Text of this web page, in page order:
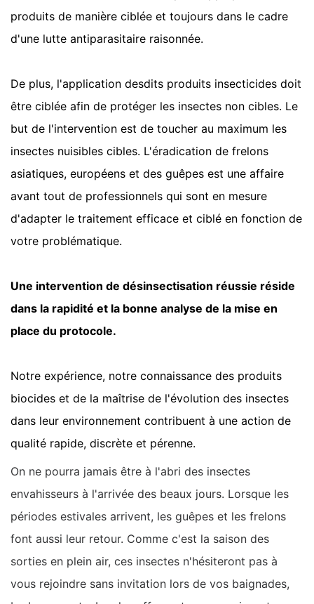
produits de manière ciblée et toujours dans le cadre
d'une lutte antiparasitaire raisonnée.
De plus, l'application desdits produits insecticides doit
être ciblée afin de protéger les insectes non cibles. Le
but de l'intervention est de toucher au maximum les
insectes nuisibles cibles. L'éradication de frelons
asiatiques, européens et des guêpes est une affaire
avant tout de professionnels qui sont en mesure
d'adapter le traitement efficace et ciblé en fonction de
votre problématique.
Une intervention de désinsectisation réussie réside
dans la rapidité et la bonne analyse de la mise en
place du protocole.
Notre expérience, notre connaissance des produits
biocides et de la maîtrise de l'évolution des insectes
dans leur environnement contribuent à une action de
qualité rapide, discrète et pérenne.
On ne pourra jamais être à l'abri des insectes
envahisseurs à l'arrivée des beaux jours. Lorsque les
périodes estivales arrivent, les guêpes et les frelons
font aussi leur retour. Comme c'est la saison des
sorties en plein air, ces insectes n'hésiteront pas à
vous rejoindre sans invitation lors de vos baignades,